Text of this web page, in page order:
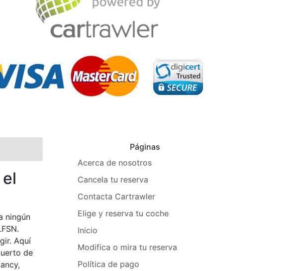
ningún
Aquí
de
Páginas
Acerca de nosotros
Cancela tu reserva
Contacta Cartrawler
Elige y reserva tu coche
Inicio
Modifica o mira tu reserva
Política de pago